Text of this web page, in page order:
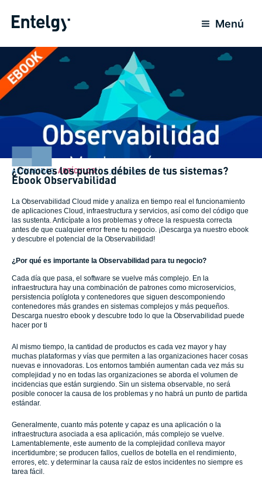
para
conteúdo
Menú
ACTUALIDAD, ARTÍCULOS 4 Julho 2023
¿Conoces los puntos débiles de tus sistemas?
Ebook Observabilidad
La Observabilidad Cloud mide y analiza en tiempo real el funcionamiento
de aplicaciones Cloud, infraestructura y servicios, así como del código que
las sustenta. Anticípate a los problemas y ofrece la respuesta correcta
antes de que cualquier error frene tu negocio. ¡Descarga ya nuestro ebook
y descubre el potencial de la Observabilidad!
¿Por qué es importante la Observabilidad para tu negocio?
Cada día que pasa, el software se vuelve más complejo. En la
infraestructura hay una combinación de patrones como microservicios,
persistencia políglota y contenedores que siguen descomponiendo
contenedores más grandes en sistemas complejos y más pequeños.
Descarga nuestro ebook y descubre todo lo que la Observabilidad puede
hacer por ti
Al mismo tiempo, la cantidad de productos es cada vez mayor y hay
muchas plataformas y vías que permiten a las organizaciones hacer cosas
nuevas e innovadoras. Los entornos también aumentan cada vez más su
complejidad y no en todas las organizaciones se aborda el volumen de
incidencias que están surgiendo. Sin un sistema observable, no será
posible conocer la causa de los problemas y no habrá un punto de partida
estándar.
Generalmente, cuanto más potente y capaz es una aplicación o la
infraestructura asociada a esa aplicación, más complejo se vuelve.
Lamentablemente, este aumento de la complejidad conlleva mayor
incertidumbre; se producen fallos, cuellos de botella en el rendimiento,
errores, etc. y determinar la causa raíz de estos incidentes no siempre es
tarea fácil.